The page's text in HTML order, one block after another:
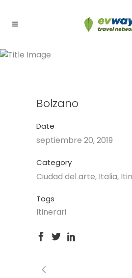
Bolzano
Bolzano
Date
septiembre 20, 2019
Category
Ciudad del arte, Italia,
Tags
Itinerari